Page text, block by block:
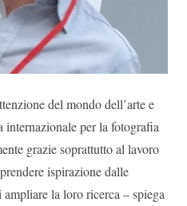
del mondo dell’arte e
internazionale per la fotografia
grazie soprattutto al lavoro
ispirazione dalle
la loro ricerca – spiega